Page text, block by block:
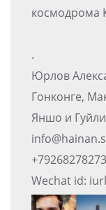
космодрома
.
Юрлов
Гонконге,
Яншо и
Wechat id: